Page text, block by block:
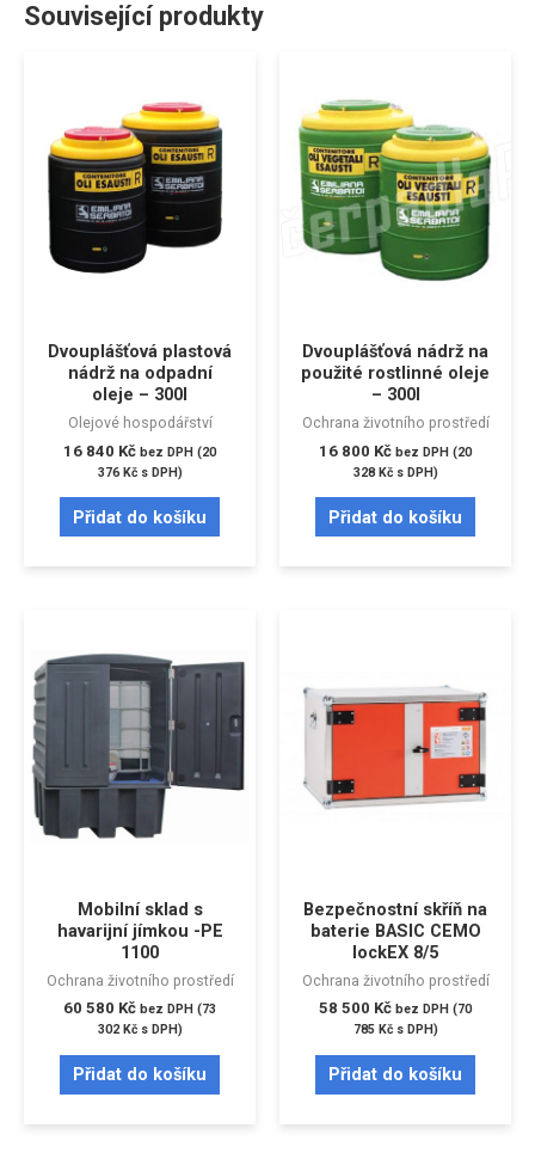
Související produkty
Dvouplášťová plastová
nádrž na odpadní
oleje – 300l
Olejové hospodářství
16 840 Kč bez DPH (20
376 Kčs DPH)
Přidat do košíku
Dvouplášťová nádrž na
použité rostlinné oleje
– 300l
Ochrana životního prostředí
16 800 Kč bez DPH (20
328 Kčs DPH)
Přidat do košíku
Mobilní sklad s
havarijní jímkou -PE
1100
Ochrana životního prostředí
60 580 Kč bez DPH (73
302 Kčs DPH)
Přidat do košíku
Bezpečnostní skříň na
baterie BASIC CEMO
lockEX 8/5
Ochrana životního prostředí
58 500 Kč bez DPH (70
785 Kčs DPH)
Přidat do košíku